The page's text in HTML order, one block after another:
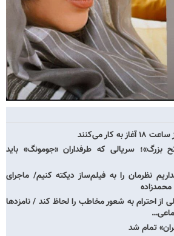
کار می‌کنند
بزرگ»؛ سریالی که طرفداران «جومونگ» باید
نظرمان را به فیلم‌ساز دیکته کنیم/ ماجرای
از احترام به شعور مخاطب را لحاظ کند / نامزدها
تمام شد